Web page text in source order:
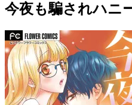
今夜も騙されハニ